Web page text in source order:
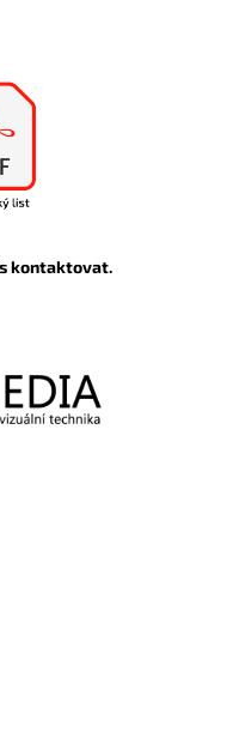
kontaktovat.